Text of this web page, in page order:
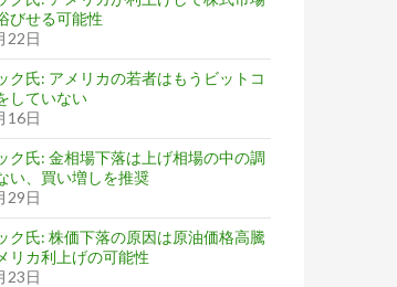
びせる可能性
22日
ク氏: アメリカの若者はもうビットコ
していない
16日
ク氏: 金相場下落は上げ相場の中の調
い、買い増しを推奨
29日
ク氏: 株価下落の原因は原油価格高騰
リカ利上げの可能性
23日